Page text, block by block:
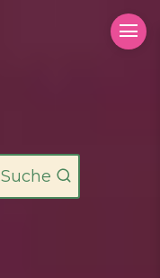
Suche